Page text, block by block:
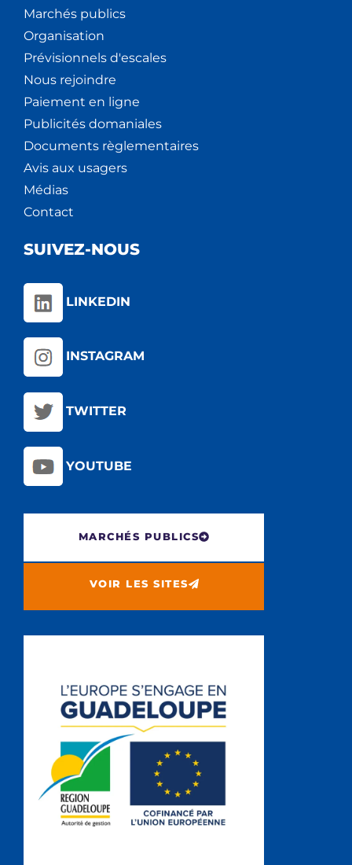
Marchés publics
Organisation
Prévisionnels d'escales
Nous rejoindre
Paiement en ligne
Publicités domaniales
Documents règlementaires
Avis aux usagers
Médias
Contact
SUIVEZ-NOUS
LINKEDIN
INSTAGRAM
TWITTER
YOUTUBE
MARCHÉS PUBLICS
VOIR LES SITES